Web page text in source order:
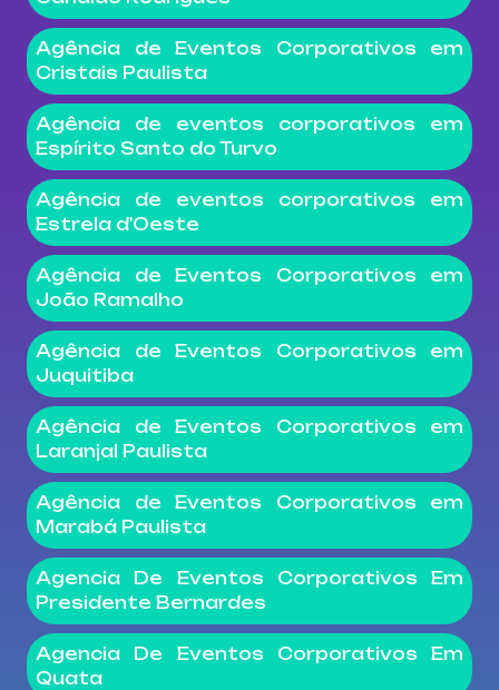
Agência de Eventos Corporativos em
Cristais Paulista
Agência de eventos corporativos em
Espírito Santo do Turvo
Agência de eventos corporativos em
Estrela d'Oeste
Agência de Eventos Corporativos em
João Ramalho
Agência de Eventos Corporativos em
Juquitiba
Agência de Eventos Corporativos em
Laranjal Paulista
Agência de Eventos Corporativos em
Marabá Paulista
Agencia De Eventos Corporativos Em
Presidente Bernardes
Agencia De Eventos Corporativos Em
Quata